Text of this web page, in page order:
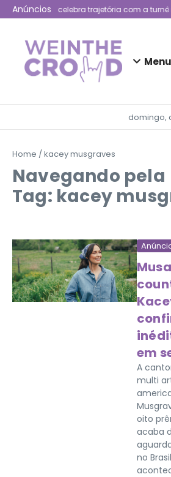
Ir para o conteúdo
Anúncios
Lagum celebra trajetória com a turnê
Menu
domingo,
Home /kacey musgraves
Navegando pela
Tag: kacey
em
A
multi
oito
acaba
no